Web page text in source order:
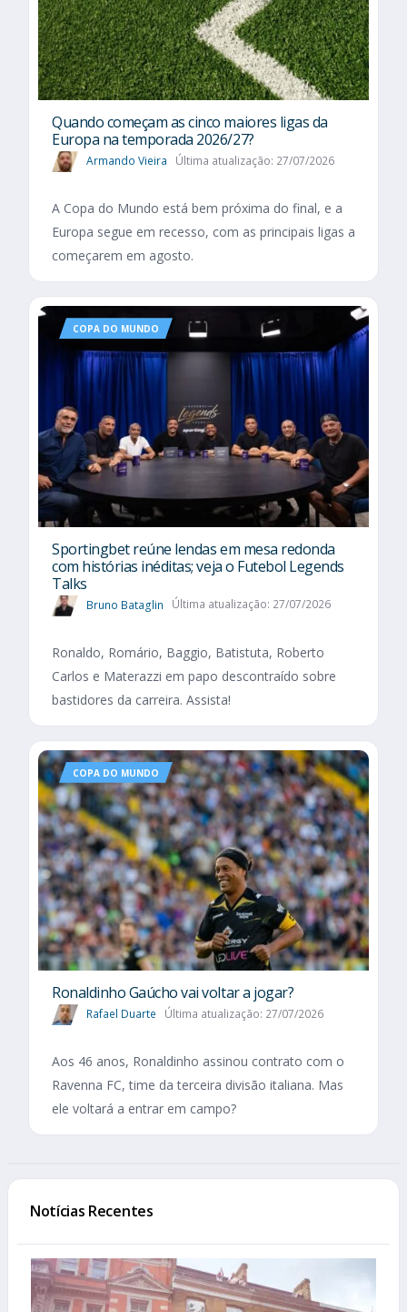
Quando começam as cinco maiores ligas da
Europa na temporada 2026/27?
Armando Vieira Última atualização: 27/07/2026
A Copa do Mundo está bem próxima do final, e a
Europa segue em recesso, com as principais ligas a
começarem em agosto.
COPA DO MUNDO
Sportingbet reúne lendas em mesa redonda
com histórias inéditas; veja o Futebol Legends
Talks
Bruno Bataglin Última atualização: 27/07/2026
Ronaldo, Romário, Baggio, Batistuta, Roberto
Carlos e Materazzi em papo descontraído sobre
bastidores da carreira. Assista!
COPA DO MUNDO
Ronaldinho Gaúcho vai voltar a jogar?
Rafael Duarte Última atualização: 27/07/2026
Aos 46 anos, Ronaldinho assinou contrato com o
Ravenna FC, time da terceira divisão italiana. Mas
ele voltará a entrar em campo?
Notícias Recentes